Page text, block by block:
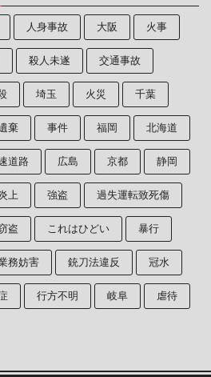
人身事故 大阪 火事
殺人未遂 交通事故
埼玉 火災 千葉
棄 事件 福岡 北海道
道路 広島 京都 静岡
上 強盗 過失運転致死傷
盗 これはひどい 暴行
務妨害 銃刀法違反 冠水
行方不明 岐阜 虐待